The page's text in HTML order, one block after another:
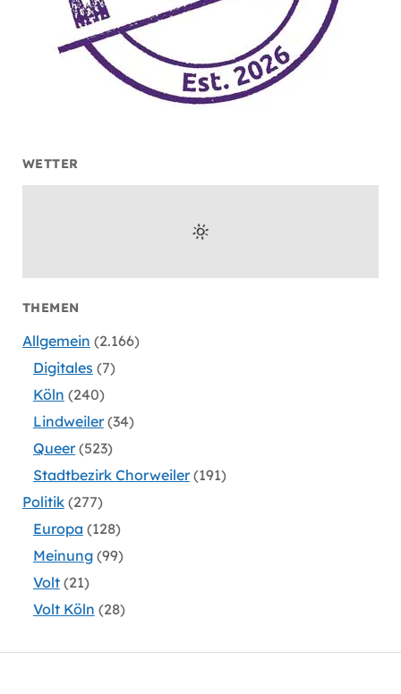
WETTER
THEMEN
Allgemein (2.166)
Digitales (7)
Köln (240)
Lindweiler(34)
Queer(523)
Stadtbezirk Chorweiler(191)
Politik(277)
Europa (128)
Meinung(99)
Volt(21)
Volt Köln (28)